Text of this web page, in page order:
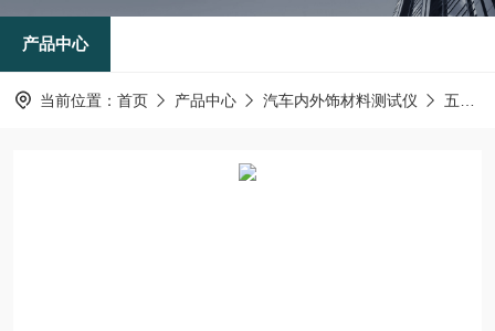
产品中心
当前位置： 首页 产品中心 汽车内外饰材料测试仪 五指刮擦测试仪